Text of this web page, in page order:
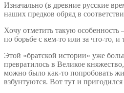
Изначально (в древние русские
наших предков обряд в
Хочу отметить такую
по борьбе с кем-то или за что-то,
Этой «братской истории» уже
превратилось в Великое
можно было как-то попробовать
взбунтуются. Вот тут и